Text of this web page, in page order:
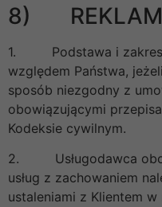
8)
1. Podstawa i zakres
względem Państwa,
sposób niezgodny z
obowiązującymi
Kodeksie cywilnym.
2. Usługodawca
usług z zachowaniem
ustaleniami z Klientem